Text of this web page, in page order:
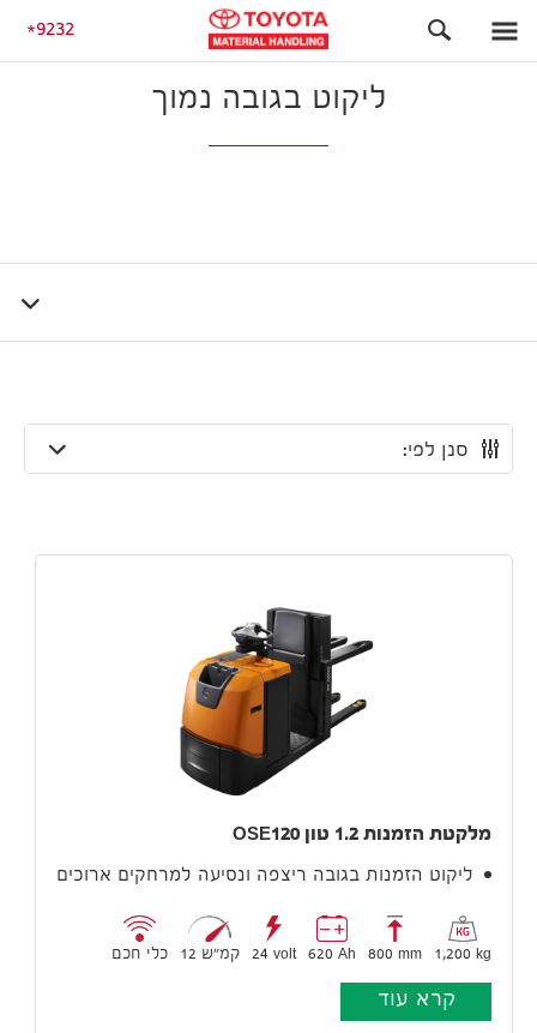
9232 מלקטות ליקוט בגובה נמוך
ליקוט בגובה נמוך
סנן לפי:
מלקטת הזמנות 1.2 טון OSE120
ליקוט הזמנות בגובה ריצפה ונסיעה למרחקים ארוכים
1,200 kg
800 mm
620 Ah
24 volt 12 קמ״ש כלי חכם
קרא עוד